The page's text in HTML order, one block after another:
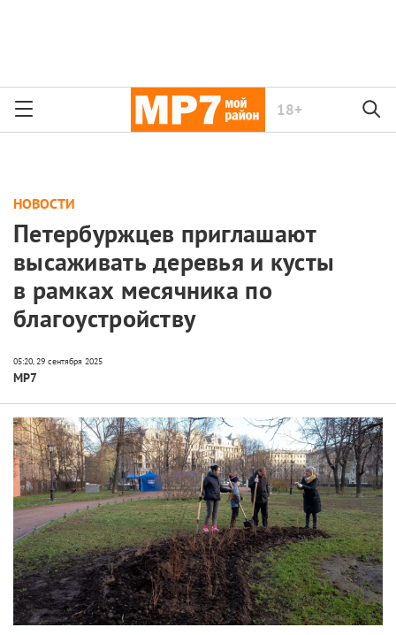
18+
НОВОСТИ
Петербуржцев приглашают
высаживать деревья и кусты
в рамках месячника по
благоустройству
МР7